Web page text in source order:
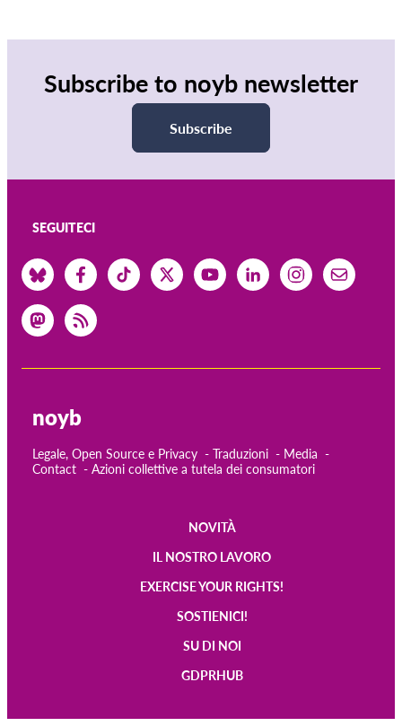
Subscribe to noyb newsletter
Subscribe
SEGUITECI
noyb
Legale, Open Source e Privacy Traduzioni
Media
Contact
Azioni collettive a tutela dei consumatori
NOVITÀ
IL NOSTRO LAVORO
EXERCISE YOUR RIGHTS!
SOSTIENICI!
SU DI NOI
GDPRHUB